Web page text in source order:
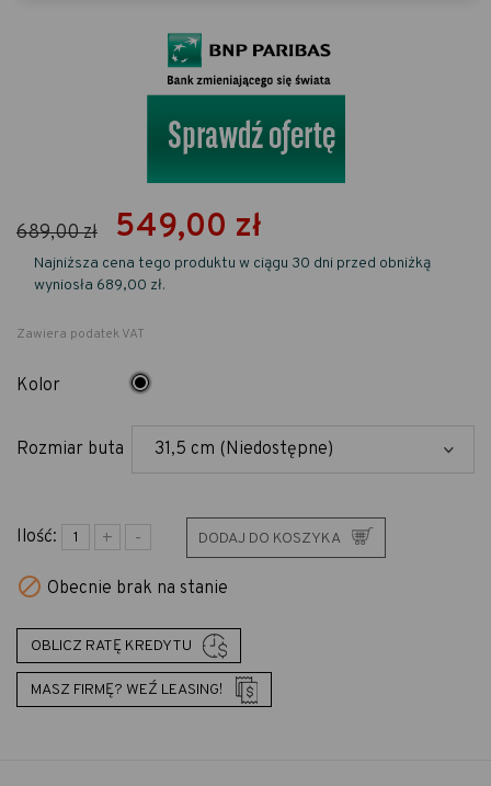
689,00 zł 549,00 zł
Najniższa cena tego produktu w ciągu 30 dni przed obniżką
wyniosła 689,00 zł.
Zawiera podatek VAT
Kolor Czarny
Rozmiar buta
Ilość: DODAJ DO KOSZYKA
 Obecnie brak na stanie
OBLICZ RATĘ KREDYTU
MASZ FIRMĘ? WEŹ LEASING!